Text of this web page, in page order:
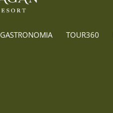
GASTRONOMIA TOUR360